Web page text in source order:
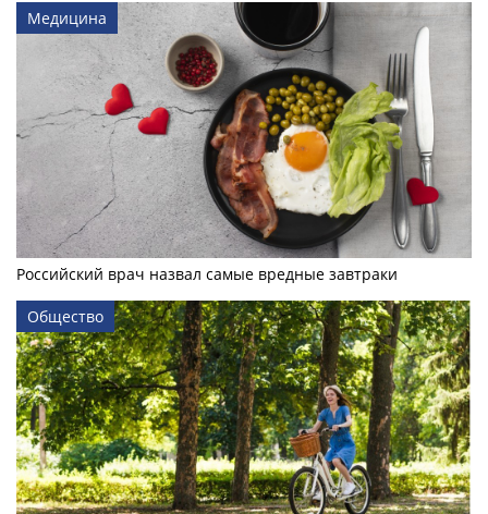
Медицина
Российский врач назвал самые вредные завтраки
Общество